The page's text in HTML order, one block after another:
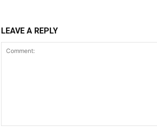
LEAVE A REPLY